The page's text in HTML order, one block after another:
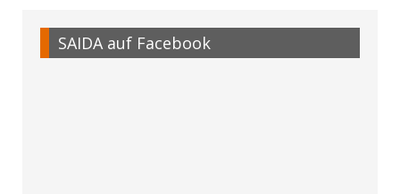
SAIDA auf Facebook